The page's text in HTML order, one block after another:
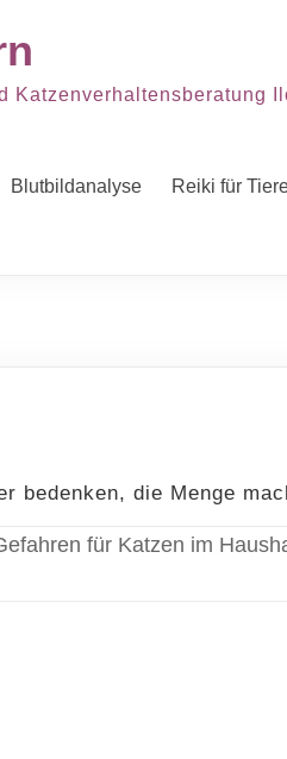
Katzenverhaltensberatung
Blutbildanalyse Reiki für
bedenken, die Menge
für Katzen im